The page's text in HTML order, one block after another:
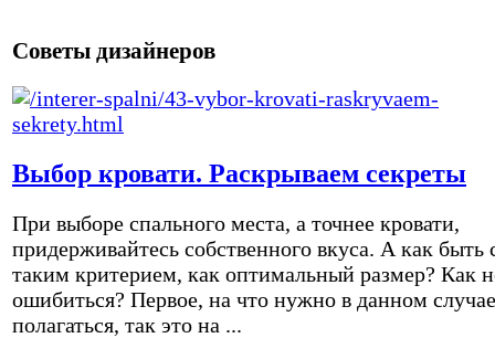
Советы дизайнеров
Выбор кровати. Раскрываем секреты
При выборе спального места, а точнее кровати,
придерживайтесь собственного вкуса. А как быть
таким критерием, как оптимальный размер? Как
ошибиться? Первое, на что нужно в данном случае
полагаться, так это на ...